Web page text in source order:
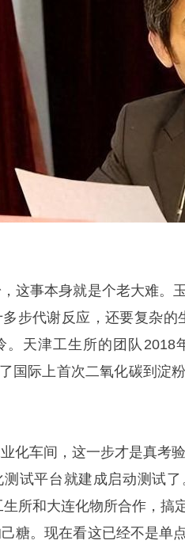
这事本身就是个老大难。
步代谢反应，还要复杂
。天津工生所的团队2018
国际上首次二氧化碳到淀
化车间，这一步才是真考
试平台就建成启动测试
所和大连化物所合作，搞
糖。现在看这已经不是单